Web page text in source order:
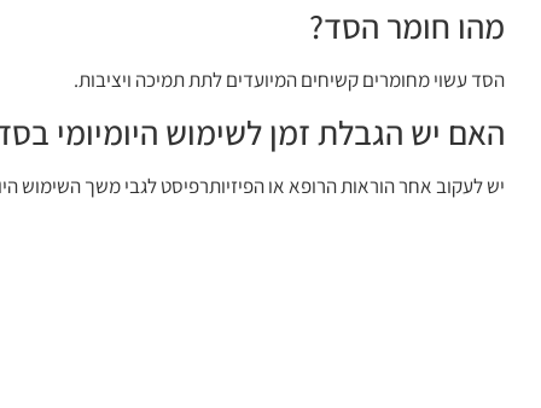
מהו חומר הסד?
הסד עשוי מחומרים קשיחים המיועדים לתת תמיכה ויציבות.
האם יש הגבלת זמן לשימוש היומיומי
יש לעקוב אחר הוראות הרופא או הפיזיותרפיסט לגבי משך השימוש